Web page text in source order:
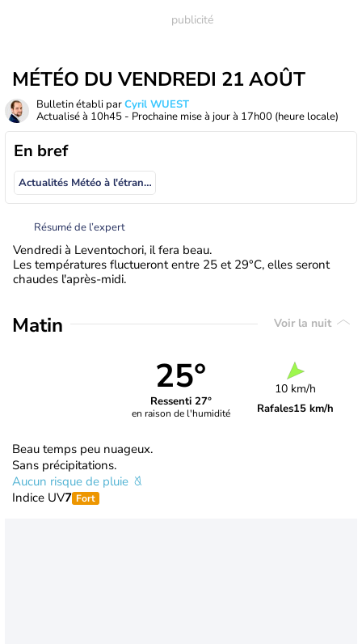
MÉTÉO DU VENDREDI 21 AOÛT
Bulletin établi parCyril WUEST
Actualisé à 10h45 - Prochaine mise à jour à 17h00 (heure locale)
En bref
Actualités Météo à l'étranger
Résumé de l’expert
Vendredi à Leventochori, il fera beau.
Les températures fluctueront entre 25 et 29°C, elles seront
chaudes l'après-midi.
Matin Voir la nuit
25°
Ressenti 27°
en raison de l'humidité
10 km/h
Rafales15 km/h
Beau temps peu nuageux.
Sans précipitations.
Aucun risque de pluie
Indice UV7 Fort